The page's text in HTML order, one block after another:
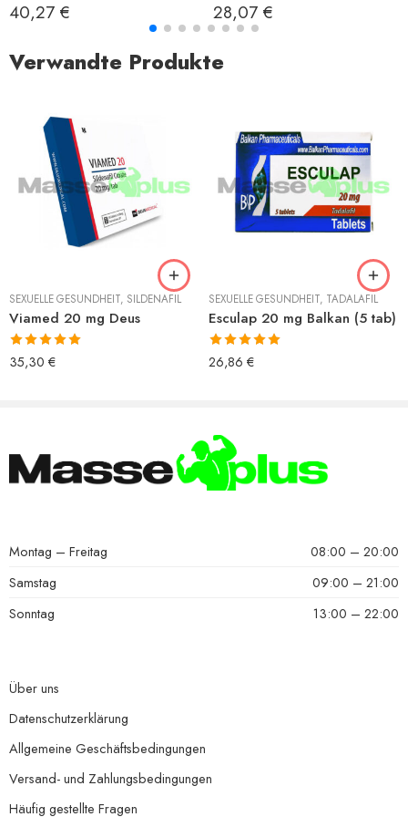
Bewertet mit
5.00von 5
40,27 € Bewertet mit
5.00von 5
28,07 €
Verwandte Produkte
SEXUELLE GESUNDHEIT, SILDENAFIL
Viamed 20 mg Deus
Bewertet mit
5.00von 5
35,30 €
SEXUELLE GESUNDHEIT, TADALAFIL
Esculap 20 mg Balkan (5 tab)
Bewertet mit
5.00von 5
26,86 €
Montag – Freitag
08:00 – 20:00
Samstag
09:00 – 21:00
Sonntag
13:00 – 22:00
Über uns
Datenschutzerklärung
Allgemeine Geschäftsbedingungen
Versand- und Zahlungsbedingungen
Häufig gestellte Fragen